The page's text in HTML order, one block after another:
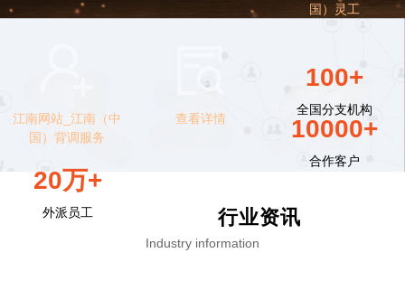
国）灵工
江南网站_江南（中
国）背调服务
查看详情
100+
全国分支机构
10000+
合作客户
20万+
外派员工 行业资讯
Industry information